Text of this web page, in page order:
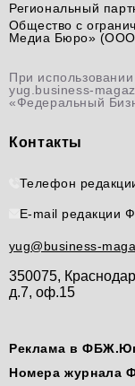
Региональный
Общество с
Медиа Бюро»
При
yug.business-
«Федеральный
Контакты
Телефон
E-mail редакции
yug@business-
350075,
д.7, оф.15
Реклама в
Номера журнала